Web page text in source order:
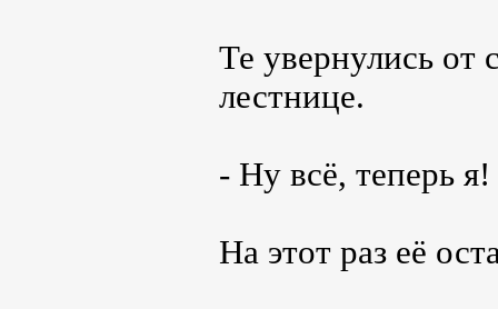
Те увернулись от
лестнице.
- Ну всё, теперь я!
На этот раз её